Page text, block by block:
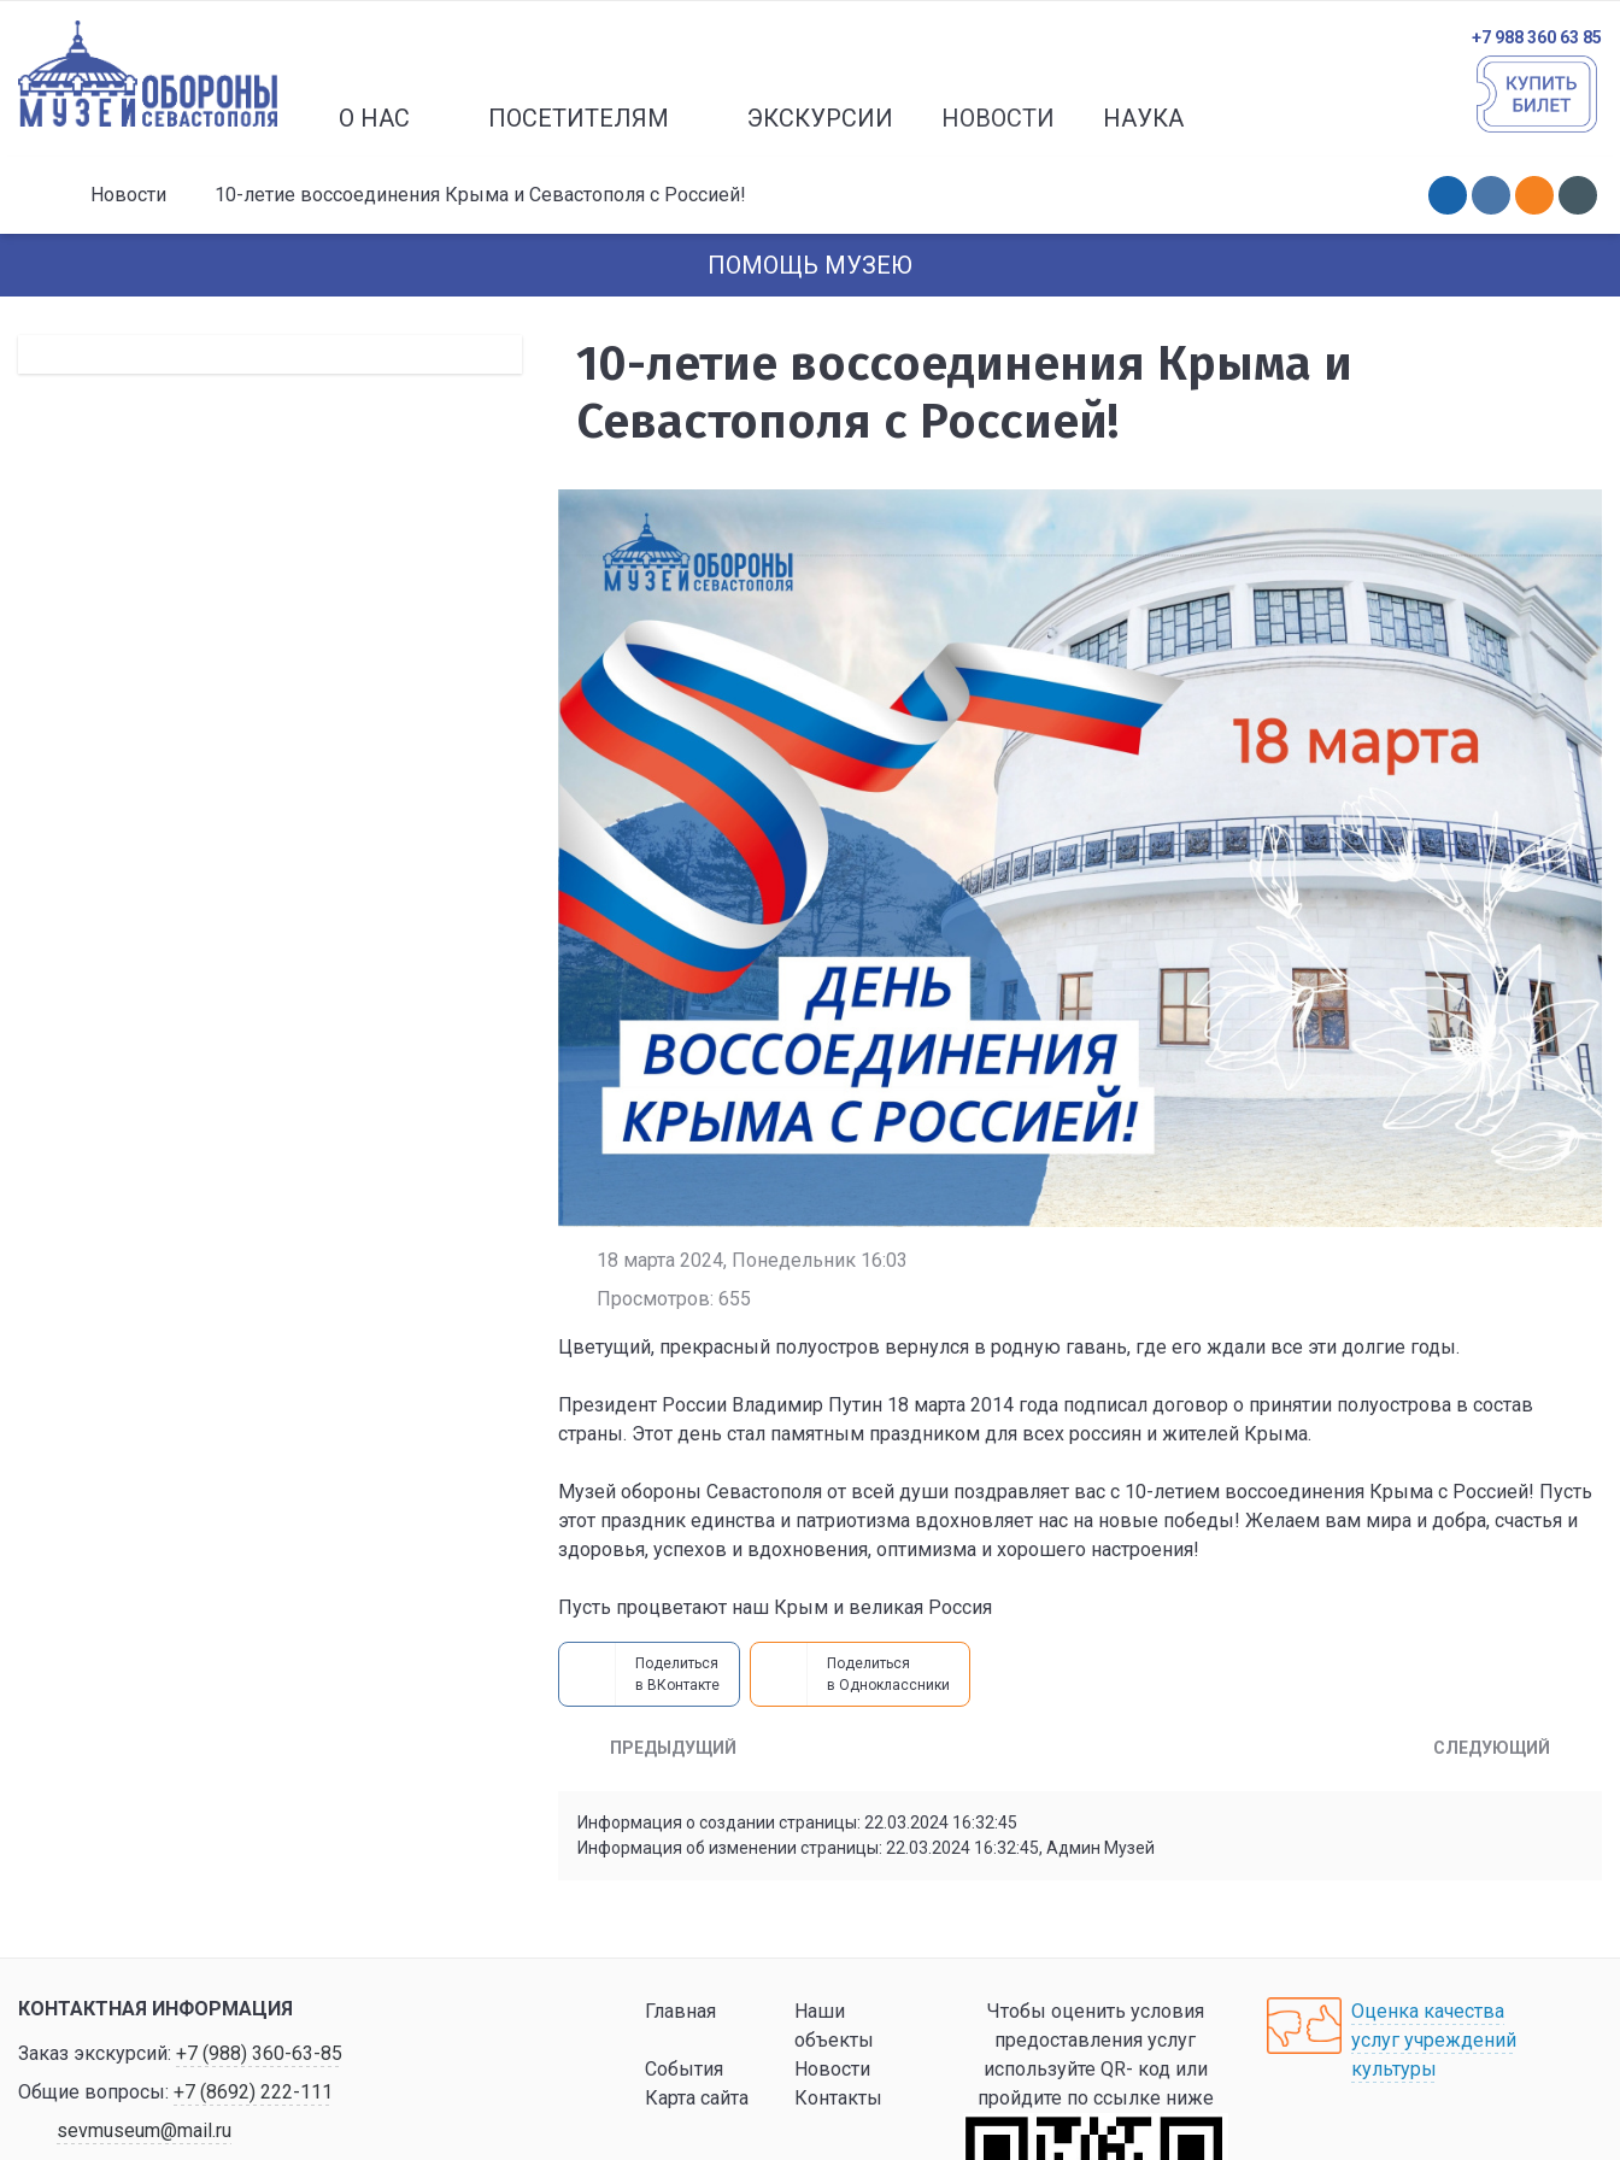
О НАС ПОСЕТИТЕЛЯМ ЭКСКУРСИИ НОВОСТИ НАУКА
+7 988 360 63 85
Новости 10-летие воссоединения Крыма и Севастополя с Россией!
ПОМОЩЬ МУЗЕЮ
10-летие воссоединения Крыма и
Севастополя с Россией!
18 марта 2024, Понедельник 16:03
Просмотров: 655
Цветущий, прекрасный полуостров вернулся в родную гавань, где его ждали все эти долгие годы.
Президент России Владимир Путин 18 марта 2014 года подписал договор о принятии полуострова в состав
страны. Этот день стал памятным праздником для всех россиян и жителей Крыма.
Музей обороны Севастополя от всей души поздравляет вас с 10-летием воссоединения Крыма с Россией! Пусть
этот праздник единства и патриотизма вдохновляет нас на новые победы! Желаем вам мира и добра, счастья и
здоровья, успехов и вдохновения, оптимизма и хорошего настроения!
Пусть процветают наш Крым и великая Россия
Поделиться
в ВКонтакте
Поделиться
в Одноклассники
ПРЕДЫДУЩИЙ СЛЕДУЮЩИЙ
Информация о создании страницы: 22.03.2024 16:32:45
Информация об изменении страницы: 22.03.2024 16:32:45, Админ Музей
КОНТАКТНАЯ ИНФОРМАЦИЯ
Заказ экскурсий: +7 (988) 360-63-85
Общие вопросы: +7 (8692) 222-111
sevmuseum@mail.ru
Главная
Наши
объекты
События
Новости
Карта сайта
Контакты
Чтобы оценить условия
предоставления услуг
используйте QR- код или
пройдите по ссылке ниже
Оценка качества
услуг учреждений
культуры